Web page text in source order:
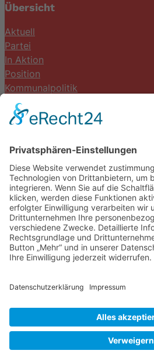
Übersicht
Aktuell
Partei
In Aktion
Position
Kommunalpolitik
Termine
DIE LINKE. Schwalm-Eder
Steingasse 5
34613 Schwalmstadt
Tel.06691 8077899
info@die-linke-schwalm-eder.de
Gesetzliches
Impressum
Cookie-Einstellungen
© 2026 DIE LINKE. Schwalm-